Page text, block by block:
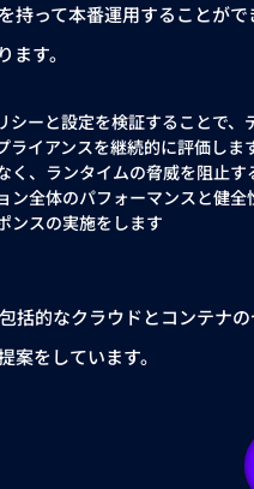
って本番運用することがで
す。
シーと設定を検証することで
ライアンスを継続的に評価しま
く、ランタイムの脅威を阻止す
ン全体のパフォーマンスと健
ンスの実施をします
括的なクラウドとコンテナ
案をしています。